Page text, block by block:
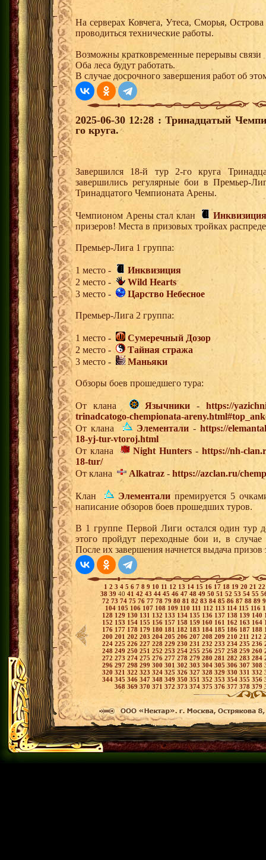
На серверах Ковчега, Утеса, Сморья,
проводиться технические работы.
Возможны кратковременные перерывы связи
Оба леса будут работать.
В случае досрочного завершения работ об
2025-06-30 12:28 : Тринадцатый
го круга.
Завершился 18-й тур 2-го круга
завершились регулярные бои в Премьер-
Тринадцатого Чемпионата Арены.
Чемпионом Арены стал клан
призеров! Места в призовых тройках
Премьер-Лига 1 группа:
1 место -
Инквизиция
2 место -
Wild Hearts
3 место -
Царство Небесное
Премьер-Лига 2 группа:
1 место -
Сумеречный Дозор
2 место -
Тайная стража
3 место -
Маньяки
Обзоры боев прошедшего тура:
От клана Язычники -https://
trinadcatogo-chempionata-
От клана
Элементали-https://
18-yj-tur-vtoroj.html
От клана
Night Hunters -https://nh-
18-tur/
От клана
Alkatraz - https://azclan.ru/
Клан Элементали премируется 5
написание обзоров боев прошедших туров.
В 1 группе Первой Лиги остался один тур
этого пройдут переходные бои и, в
После их завершения начнется выдача
1 2 3 4 5 6 7 8 9 10 11 12 13 14 15 16 17 18 19 20 21
38 39 40 41 42 43 44 45 46 47 48 49 50 51 52 53 54 55
72 73 74 75 76 77 78 79 80 81 82 83 84 8586 87 88 89
104 105 106 107 108 109 110 111 112 113 114 115 116
128 129 130 131 132 133 134 135 136 137 138 139 140
152 153 154 155 156 157 158 159 160 161 162 163 164
176 177 178 179 180 181 182 183 184 185 186 187 188
200 201 202 203 204 205 206 207 208 209 210 211 212
224 225 226 227 228 229 230 231 232 233 234 235 236
248 249 250 251 252 253 254 255 256 257 258 259 260
272 273 274 275 276 277 278 279 280 281 282 283 284
296 297 298 299 300 301 302 303 304 305 306 307 308
320 321 322 323 324 325 326 327 328 329330 331 332
344 345 346 347 348 349 350 351 352 353 354 355 356
368 369 370 371 372 373 374 375 376 377 378 379